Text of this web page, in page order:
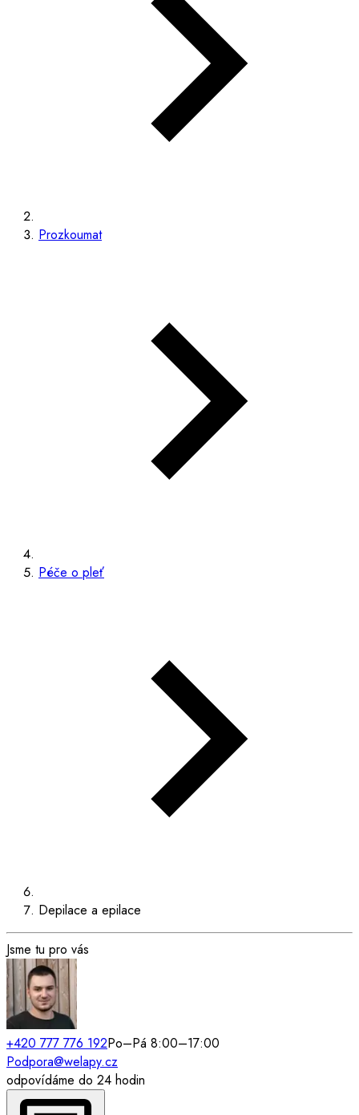
Prozkoumat
Péče o pleť
Depilace a epilace
Jsme tu pro vás
+420 777 776 192Po–Pá 8:00–17:00
Podpora@welapy.cz
odpovídáme do 24 hodin